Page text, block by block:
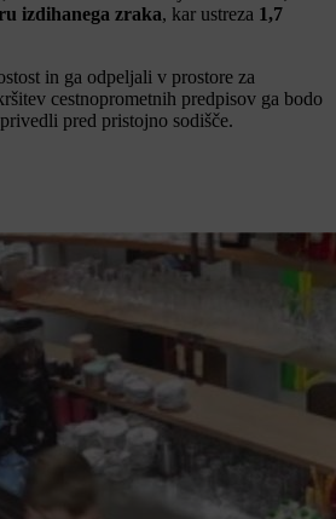
izdihanega zraka, kar ustreza 1,7
in ga odpeljali v prostore za
cestnoprometnih predpisov ga bodo
pred pristojno sodišče.